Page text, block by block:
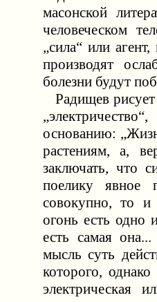
масонской
человеческом
„сила“ или
производят
болезни будут
Радищев
основанию:
растениям, а,
заключать, что
поелику явное
совокупно, то и
огонь есть одно
есть самая
мысль суть
которого,
электрическая